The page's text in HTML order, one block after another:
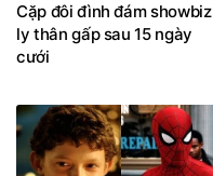
Cặp đôi đình đám showbiz
ly thân gấp sau 15 ngày
cưới